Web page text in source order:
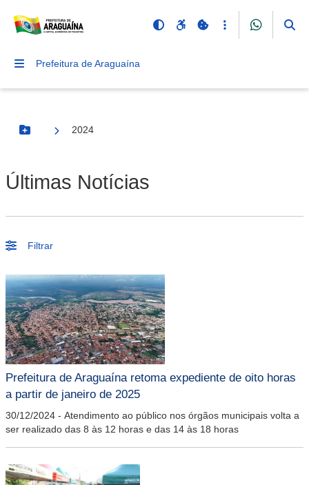
Prefeitura de Araguaína
Botão Menu
2024
Últimas Notícias
Filtrar
Prefeitura de Araguaína retoma expediente de oito horas
a partir de janeiro de 2025
30/12/2024 - Atendimento ao público nos órgãos municipais volta a
ser realizado das 8 às 12 horas e das 14 às 18 horas